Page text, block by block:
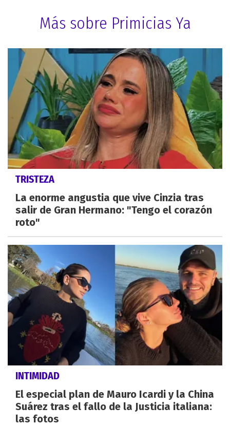
Más sobre Primicias Ya
TRISTEZA
La enorme angustia que vive Cinzia tras
salir de Gran Hermano: "Tengo el corazón
roto"
INTIMIDAD
El especial plan de Mauro Icardi y la China
Suárez tras el fallo de la Justicia italiana:
las fotos